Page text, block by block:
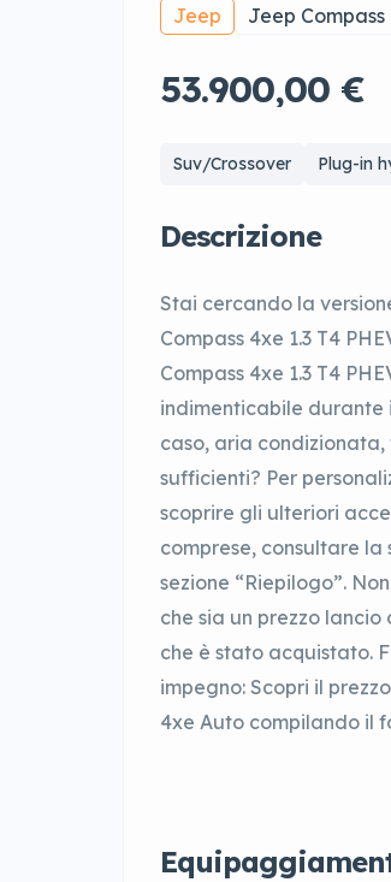
Jeep Jeep Compass
53.900,00 €
Suv/Crossover Plug-in
Descrizione
Stai cercando la
Compass 4xe 1.3 T4
Compass 4xe 1.3 T4
indimenticabile
caso, aria
sufficienti? Per
scoprire gli ulteriori
comprese, consultare
sezione “Riepilogo”.
che sia un prezzo
che è stato acquistato.
impegno: Scopri il
4xe Auto compilando il